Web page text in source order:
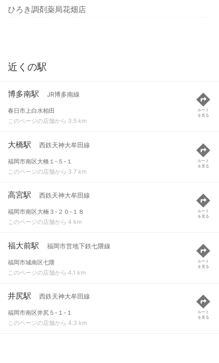
ひろき調剤薬局花畑店
近くの駅
博多南駅 JR博多南線
春日市上白水柏田
このページの店舗から 3.5 km
ルート
を見る
大橋駅 西鉄天神大牟田線
福岡市南区大橋１-５-１
このページの店舗から 3.7 km
ルート
を見る
高宮駅 西鉄天神大牟田線
福岡市南区大楠３-２０-１８
このページの店舗から 4 km
ルート
を見る
福大前駅 福岡市営地下鉄七隈線
福岡市城南区七隈
このページの店舗から 4.1 km
ルート
を見る
井尻駅 西鉄天神大牟田線
福岡市南区井尻５-１-１
このページの店舗から 4.3 km
ルート
を見る